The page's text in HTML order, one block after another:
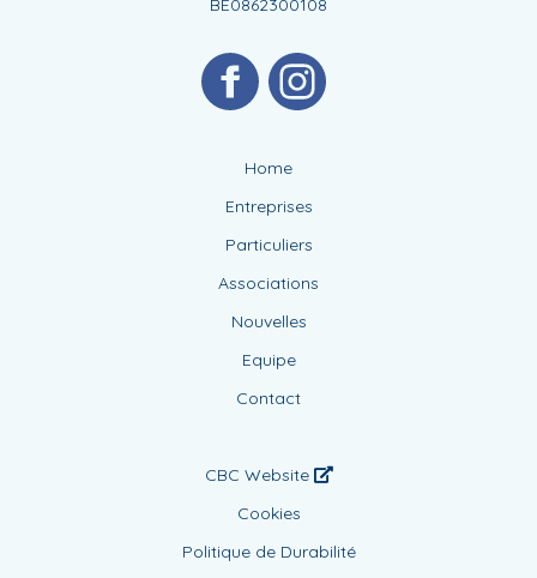
BE0862300108
Home
Entreprises
Particuliers
Associations
Nouvelles
Equipe
Contact
CBC Website
Cookies
Politique de Durabilité